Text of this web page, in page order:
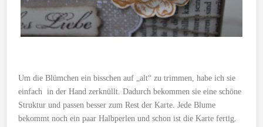
Um die Blümchen ein bisschen auf „alt“ zu trimmen, habe ich sie
einfach in der Hand zerknüllt. Dadurch bekommen sie eine schöne
Struktur und passen besser zum Rest der Karte. Jede Blume
bekommt noch ein paar Halbperlen und schon ist die Karte fertig.